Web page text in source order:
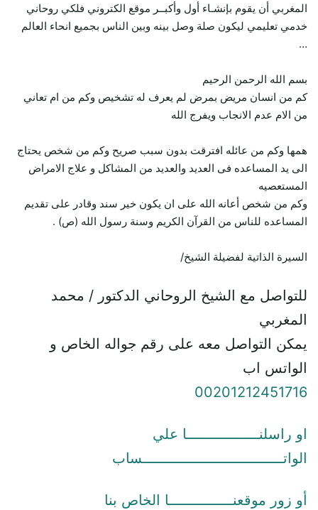
المغربي أن يقوم بإنشـاء أول وأكبــر موقع الكتروني فلكي روحاني
خدمي تعليمي ليكون صلة وصل بينه وبين الناس بجميع انحاء العالم
…
بسم الله الرحمن الرحيم
كم من انسان مريض بمرض لم يعرف له تشخيص وكم من ام تعاني
من الام عدم الانجاب ويفرج الله
همها وكم من عائله افترقت بدون سبب صريح وكم من شخص يحتاج
الى يد المساعده فى العديد والعديد من المشاكل و علاج الامراض
المستعصيه
وكم من شخص أعانه الله على ان يكون خير سند وقادر على تقديم
المساعده للناس من القرآن الكريم وسنة رسول الله (ص) .
السيرة الذاتية لفضيلة الشيخ/
للتواصل مع الشيخ الروحاني الدكتور / محمد
المغربي
يمكن التواصل معه على رقم جواله الخاص و
الواتس اب
00201212451716
او راسلنـــــــــــــــــا علي
الواتـــــــــــــــــــــــــــــــــساب
أو زور موقعنـــــــــــــــا الخاص بنا